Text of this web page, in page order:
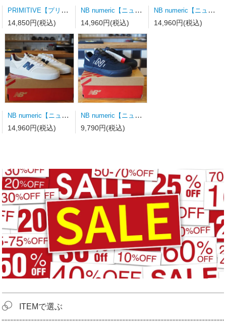
PRIMITIVE【プリミティブ】スケートボードデッキ MOTA CLASH PURPLE 8.0×31.75wb14.19
14,850円(税込)
NB numeric【ニューバランス】スケートシューズ UN808LSC
14,960円(税込)
NB numeric【ニューバランス】スケートシューズ UN340YRW 23.0ｃｍ
14,960円(税込)
NB numeric【ニューバランス】スケートシューズ UN340WVS
14,960円(税込)
NB numeric【ニューバランス】スケートシューズ Y306BSD キッズ
9,790円(税込)
ITEMで選ぶ